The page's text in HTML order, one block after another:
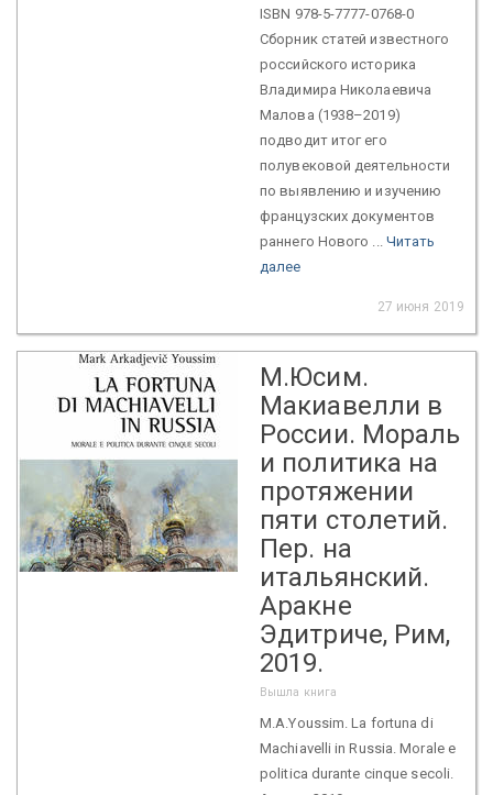
ISBN 978-5-7777-0768-0
Сборник статей известного
российского историка
Владимира Николаевича
Малова (1938–2019)
подводит итог его
полувековой деятельности
по выявлению и изучению
французских документов
раннего Нового ... Читать
далее
27 июня 2019
М.Юсим.
Макиавелли в
России. Мораль
и политика на
протяжении
пяти столетий.
Пер. на
итальянский.
Аракне
Эдитриче, Рим,
2019.
Вышла книга
M.A.Youssim. La fortuna di
Machiavelli in Russia. Morale e
politica durante cinque secoli.